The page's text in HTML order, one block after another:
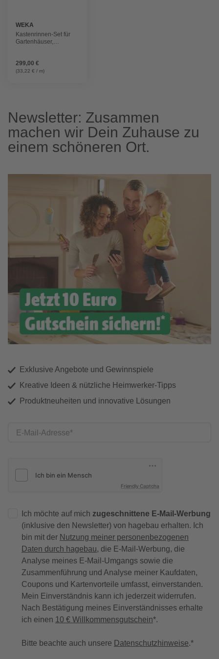
WEKA
Kastenrinnen-Set für
Gartenhäuser,
299,00 €
(33,22 € / m)
Newsletter: Zusammen
machen wir Dein Zuhause zu
einem schöneren Ort.
Exklusive Angebote und Gewinnspiele
Kreative Ideen & nützliche Heimwerker-Tipps
Produktneuheiten und innovative Lösungen
E-Mail-Adresse
Friendly Captcha
Ich möchte auf mich zugeschnittene E-Mail-Werbung
(inklusive den Newsletter) von hagebau erhalten. Ich
bin mit der Nutzung meiner personenbezogenen
Daten durch hagebau, die E-Mail-Werbung, die
Analyse meines E-Mail-Umgangs sowie die
Zusammenführung und Analyse meiner Kaufdaten,
Coupons und Kartenvorteile umfasst, einverstanden.
Mein Einverständnis kann ich jederzeit widerrufen.
Nach Bestätigung meines Einverständnisses erhalte
ich einen 10 € Willkommensgutschein*.
Bitte beachte auch unsere Datenschutzhinweise.